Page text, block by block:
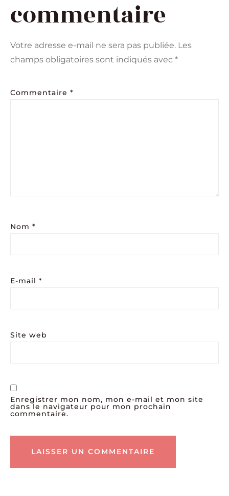
commentaire
Votre adresse e-mail ne sera pas publiée. Les
champs obligatoires sont indiqués avec *
Commentaire *
Nom *
E-mail *
Site web
Enregistrer mon nom, mon e-mail et mon site
dans le navigateur pour mon prochain
commentaire.